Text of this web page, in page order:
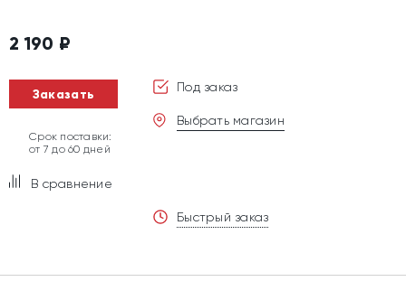
2 190 ₽
Заказать
Срок поставки:
от 7 до 60 дней
В сравнение
Под заказ
Выбрать магазин
Быстрый заказ